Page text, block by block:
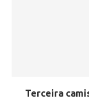
Terceira